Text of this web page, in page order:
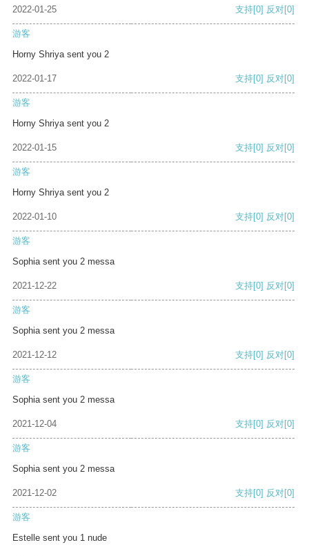
2022-01-25 支持[0] 反对[0]
游客
Horny Shriya sent you 2
2022-01-17 支持[0] 反对[0]
游客
Horny Shriya sent you 2
2022-01-15 支持[0] 反对[0]
游客
Horny Shriya sent you 2
2022-01-10 支持[0] 反对[0]
游客
Sophia sent you 2 messa
2021-12-22 支持[0] 反对[0]
游客
Sophia sent you 2 messa
2021-12-12 支持[0] 反对[0]
游客
Sophia sent you 2 messa
2021-12-04 支持[0] 反对[0]
游客
Sophia sent you 2 messa
2021-12-02 支持[0] 反对[0]
游客
Estelle sent you 1 nude